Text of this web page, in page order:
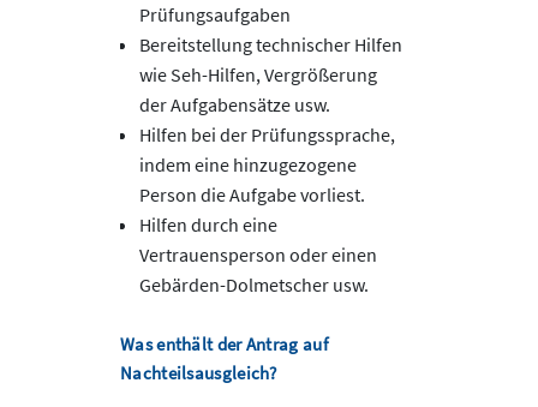
Prüfungsaufgaben
Bereitstellung technischer Hilfen
wie Seh-Hilfen, Vergrößerung
der Aufgabensätze usw.
Hilfen bei der Prüfungssprache,
indem eine hinzugezogene
Person die Aufgabe vorliest.
Hilfen durch eine
Vertrauensperson oder einen
Gebärden-Dolmetscher usw.
Was enthält der Antrag auf
Nachteilsausgleich?